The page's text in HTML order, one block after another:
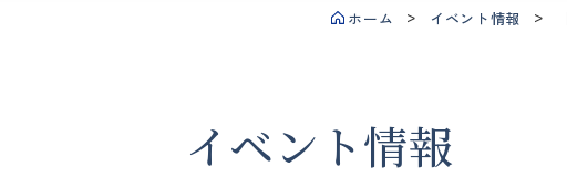
ホーム イベント情報
イベント情報